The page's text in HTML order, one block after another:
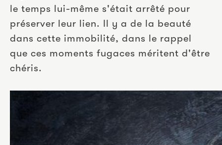
le temps lui-même s'était arrêté pour
préserver leur lien. Il y a de la beauté
dans cette immobilité, dans le rappel
que ces moments fugaces méritent d'être
chéris.